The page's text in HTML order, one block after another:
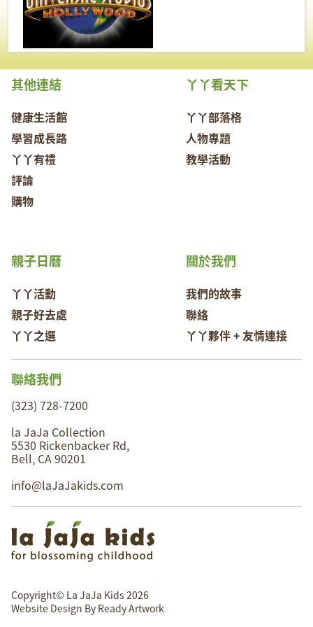
其他連結
健康生活館
學習成長路
丫丫有禮
評論
購物
丫丫看天下
丫丫部落格
人物專題
教學活動
關於我們
我們的故事
聯絡
丫丫夥伴 + 友情連接
親子日曆
丫丫活動
親子好去處
丫丫之選
聯絡我們
(323) 728-7200
la JaJa Collection
5530 Rickenbacker Rd,
Bell, CA 90201
info@laJaJakids.com
Copyright© La JaJa Kids 2026
Website Design By Ready Artwork